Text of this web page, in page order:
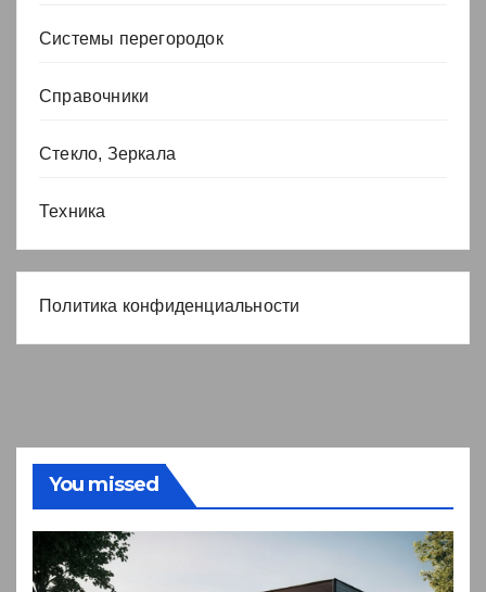
Системы перегородок
Справочники
Стекло, Зеркала
Техника
Политика конфиденциальности
You missed